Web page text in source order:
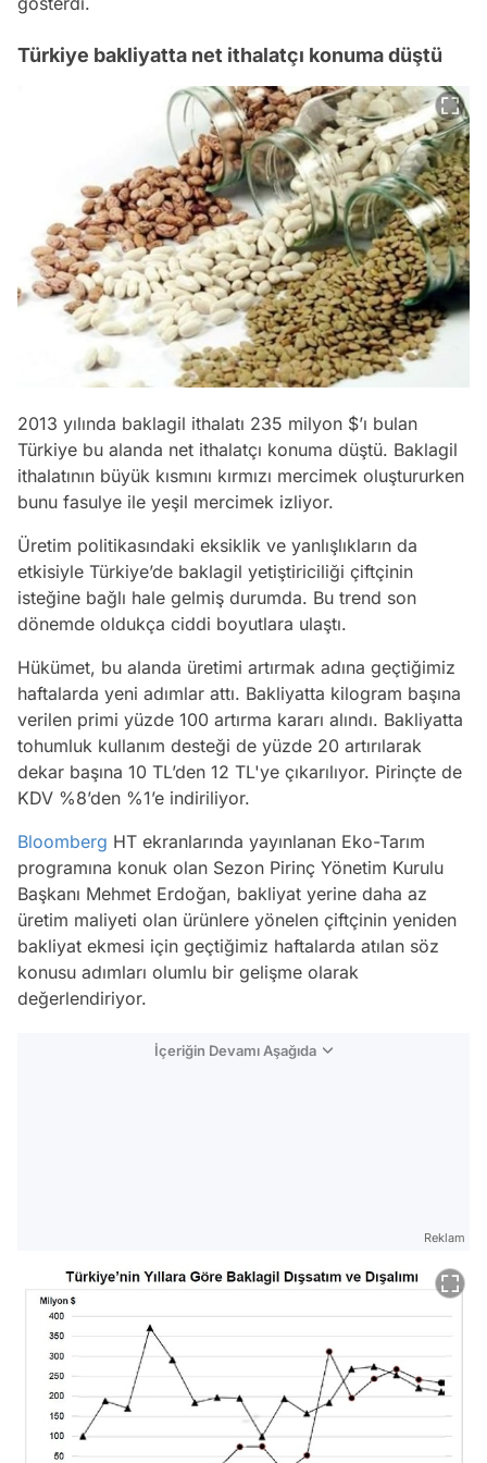
Türkiye bakliyatta net ithalatçı konuma düştü
2013 yılında baklagil ithalatı 235 milyon $’ı bulan
Türkiye bu alanda net ithalatçı konuma düştü. Baklagil
ithalatının büyük kısmını kırmızı mercimek oluştururken
bunu fasulye ile yeşil mercimek izliyor.
Üretim politikasındaki eksiklik ve yanlışlıkların da
etkisiyle Türkiye’de baklagil yetiştiriciliği çiftçinin
isteğine bağlı hale gelmiş durumda. Bu trend son
dönemde oldukça ciddi boyutlara ulaştı.
Hükümet, bu alanda üretimi artırmak adına geçtiğimiz
haftalarda yeni adımlar attı. Bakliyatta kilogram başına
verilen primi yüzde 100 artırma kararı alındı. Bakliyatta
tohumluk kullanım desteği de yüzde 20 artırılarak
dekar başına 10 TL’den 12 TL'ye çıkarılıyor. Pirinçte de
KDV %8’den %1’e indiriliyor.
Bloomberg HT ekranlarında yayınlanan Eko-Tarım
programına konuk olan Sezon Pirinç Yönetim Kurulu
Başkanı Mehmet Erdoğan, bakliyat yerine daha az
üretim maliyeti olan ürünlere yönelen çiftçinin yeniden
bakliyat ekmesi için geçtiğimiz haftalarda atılan söz
konusu adımları olumlu bir gelişme olarak
değerlendiriyor.
İçeriğin Devamı Aşağıda
Reklam